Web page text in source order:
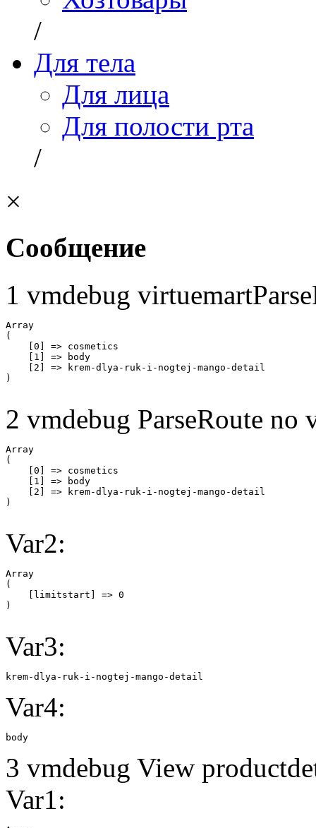
/
Для тела
Для лица
Для полости рта
/
×
Сообщение
1 vmdebug
Array
(
    [0] => cosmetics
    [1] => body
    [2] => krem-dlya-ruk-i-nogtej-mango-detail
2 vmdebug ParseRoute no
Array
(
    [0] => cosmetics
    [1] => body
    [2] => krem-dlya-ruk-i-nogtej-mango-detail
Var2:
Array
(
    [limitstart] => 0
Var3:
krem-dlya-ruk-i-nogtej-mango-detail
Var4:
body
3 vmdebug View
Var1: